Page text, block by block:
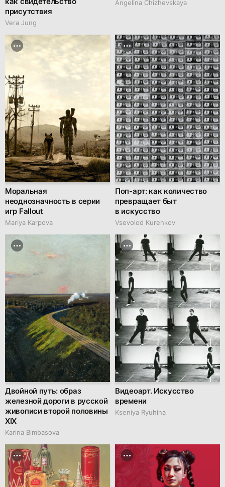
присутствия
Vera Jung
Angelina Chizhevskaya
Моральная
неоднозначность в серии
игр Fallout
Mariya Karpova
Поп-арт: как количество
превращает быт
в искусство
Vsevolod Kurenkov
Двойной путь: образ
железной дороги в русской
живописи второй половины
XIX
Karina Bimbasova
Видеоарт. Искусство
времени
Kseniya Ryuhina